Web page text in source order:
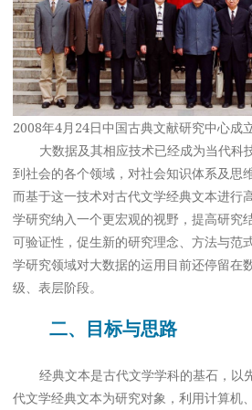
2008年4月24日中国古典文献研究中心成
大数据及其相应技术已经成为当代科
到社会的各个领域，对社会知识体系及思
而基于这一技术对古代文学经典文本进行
学研究纳入一个更宏观的视野，提高研究
可验证性，促生新的研究理念、方法与范
学研究领域对大数据的运用目前还停留在
级、表层阶段。
二、目标与思路
经典文本是古代文学学科的基石，以
代文学经典文本为研究对象，利用计算机